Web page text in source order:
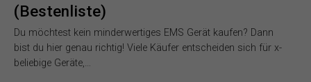
(Bestenliste)
Du möchtest kein minderwertiges EMS Gerät kaufen? Dann
bist du hier genau richtig! Viele Käufer entscheiden sich für x-
beliebige Geräte,…